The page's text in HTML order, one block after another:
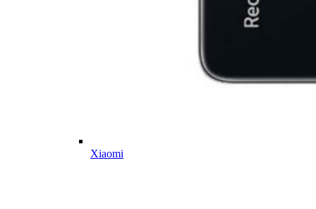
Xiaomi